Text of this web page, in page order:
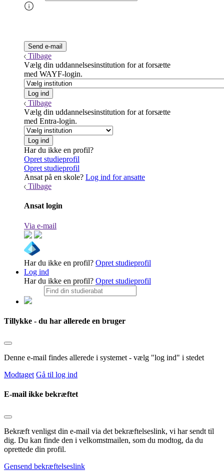
Tilbage
Vælg din uddannelsesinstitution for at forsætte
med WAYF-login.
Tilbage
Vælg din uddannelsesinstitution for at forsætte
med Entra-login.
Har du ikke en profil?
Opret studieprofil
Opret studieprofil
Ansat på en skole? Log ind for ansatte
Tilbage
Ansat login
Via e-mail
Har du ikke en profil? Opret studieprofil
Log ind
Har du ikke en profil? Opret studieprofil
Tillykke - du har allerede en bruger
Denne e-mail findes allerede i systemet - vælg "log ind" i stedet
Modtaget Gå til log ind
E-mail ikke bekræftet
Bekræft venligst din e-mail via det bekræftelseslink, vi har sendt til
dig. Du kan finde den i velkomstmailen, som du modtog, da du
oprettede din profil.
Gensend bekræftelseslink